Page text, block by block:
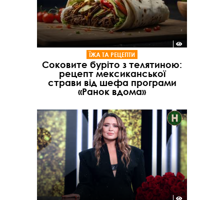
ЇЖА ТА РЕЦЕПТИ
Соковите буріто з телятиною:
рецепт мексиканської
страви від шефа програми
«Ранок вдома»